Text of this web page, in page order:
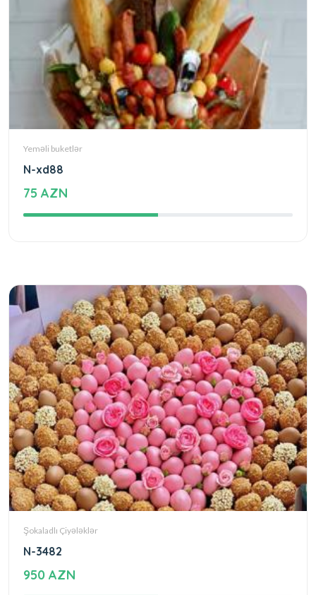
Yeməli buketlər
N-xd88
75 AZN
Şokaladlı Çiyələklər
N-3482
950 AZN